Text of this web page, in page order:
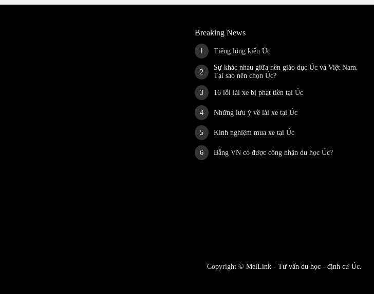
Breaking News
Tiếng lóng kiểu Úc
Sự khác nhau giữa nền giáo dục Úc và Việt Nam.
Tại sao nên chọn Úc?
16 lỗi lái xe bị phạt tiền tại Úc
Những lưu ý về lái xe tại Úc
Kinh nghiệm mua xe tại Úc
Bằng VN có được công nhận du học Úc?
Copyright © MelLink - Tư vấn du học - định cư Úc.